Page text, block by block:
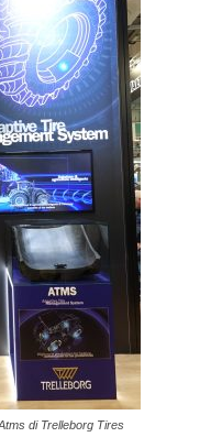
di Trelleborg Tires